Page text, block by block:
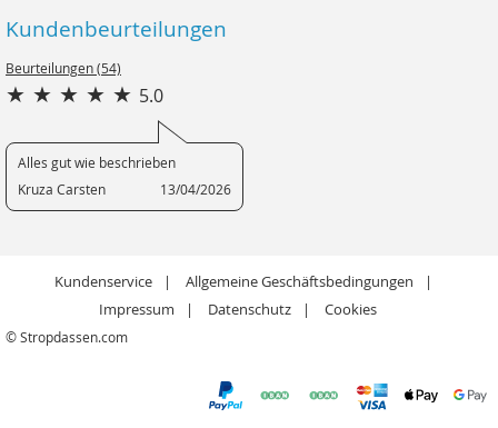
Kundenbeurteilungen
Beurteilungen (54)
5.0
Alles gut wie beschrieben
Kruza Carsten
13/04/2026
Kundenservice
Allgemeine Geschäftsbedingungen
Impressum
Datenschutz Cookies
© Stropdassen.com